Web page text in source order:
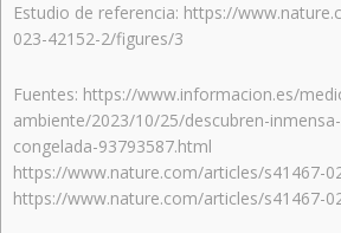
Estudio de referencia: https://
023-42152-2/figures/3
Fuentes: https://www.informacion.es/
ambiente/2023/10/25/descubren-
congelada-93793587.html
https://www.nature.com/articles/s41467-
https://www.nature.com/articles/s41467-